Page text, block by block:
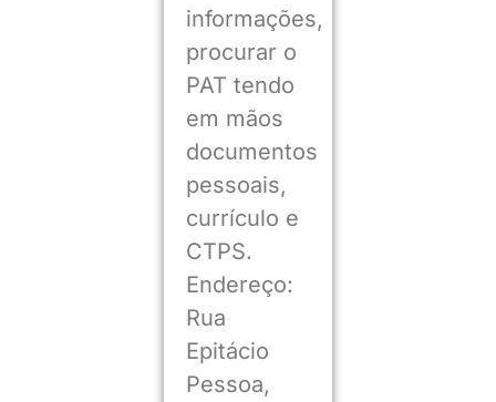
informações,
procurar o
PAT tendo
em mãos
documentos
pessoais,
currículo e
CTPS.
Endereço:
Rua
Epitácio
Pessoa,